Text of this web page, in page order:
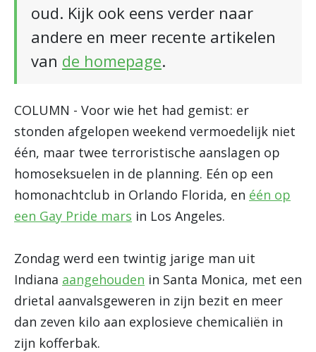
oud. Kijk ook eens verder naar
andere en meer recente artikelen
van de homepage.
COLUMN - Voor wie het had gemist: er
stonden afgelopen weekend vermoedelijk niet
één, maar twee terroristische aanslagen op
homoseksuelen in de planning. Eén op een
homonachtclub in Orlando Florida, en één op
een Gay Pride mars in Los Angeles.
Zondag werd een twintig jarige man uit
Indiana aangehouden in Santa Monica, met een
drietal aanvalsgeweren in zijn bezit en meer
dan zeven kilo aan explosieve chemicaliën in
zijn kofferbak.